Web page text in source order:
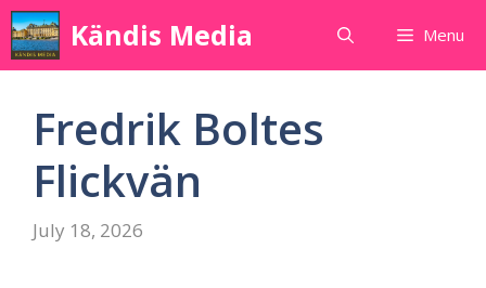
Skip
to
content
Kändis Media Menu
Fredrik Boltes
Flickvän
July 18, 2026